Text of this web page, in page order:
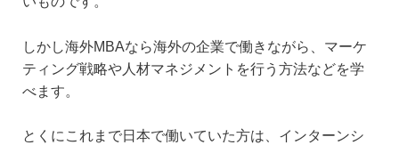
しかし海外MBAなら海外の企業で働きながら、マーケ
ティング戦略や人材マネジメントを行う方法などを学
べます。
とくにこれまで日本で働いていた方は、インターンシ